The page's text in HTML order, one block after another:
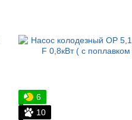
6
10